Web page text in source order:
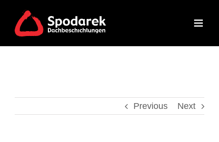
content
Previous Next